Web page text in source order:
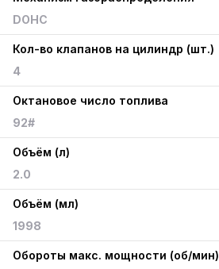
DOHC
Кол-во клапанов на цилиндр (шт.)
4
Октановое число топлива
92#
Объём (л)
2.0
Объём (мл)
1998
Обороты макс. мощности (об/мин)